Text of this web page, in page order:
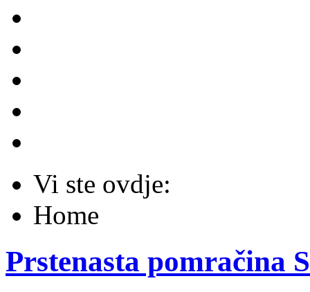
Vi ste ovdje:
Home
Prstenasta pomračina